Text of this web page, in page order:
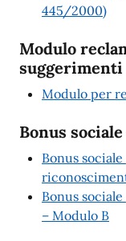
445/2000)
Modulo
suggerimenti
Modulo per
Bonus
Bonus
Bonus
– Modulo B